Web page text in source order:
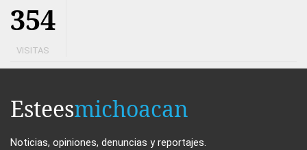
354
VISITAS
Esteesmichoacan
Noticias, opiniones, denuncias y reportajes.